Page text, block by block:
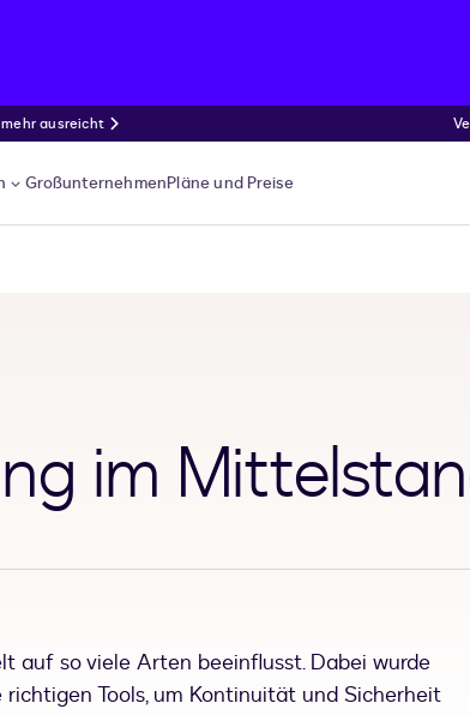
ausreicht
GroßunternehmenPläne und Preise
im
auf so viele Arten beeinflusst. Dabei wurde
Tools, um Kontinuität und Sicherheit